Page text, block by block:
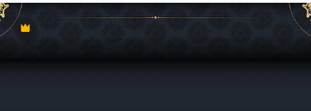
Premium